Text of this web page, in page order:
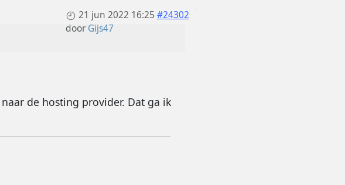
21 jun 2022 16:25 #24302
door Gijs47
de hosting provider. Dat ga ik